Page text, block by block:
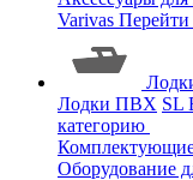
Varivas Перейти
Лодки ПВХ SL
категорию
Комплектующие
Оборудование